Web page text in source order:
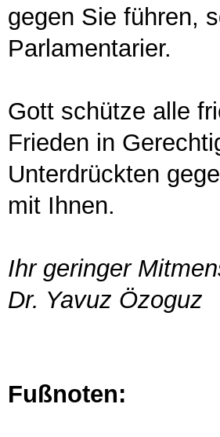
gegen Sie führen,
Parlamentarier.
Gott schütze alle
Frieden in
Unterdrückten
mit Ihnen.
Ihr geringer
Dr. Yavuz Özoguz
Fußnoten: